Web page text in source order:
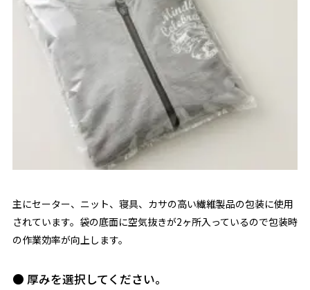
主にセーター、ニット、寝具、カサの高い繊維製品の包装に使用
されています。袋の底面に空気抜きが2ヶ所入っているので包装時
の作業効率が向上します。
● 厚みを選択してください。